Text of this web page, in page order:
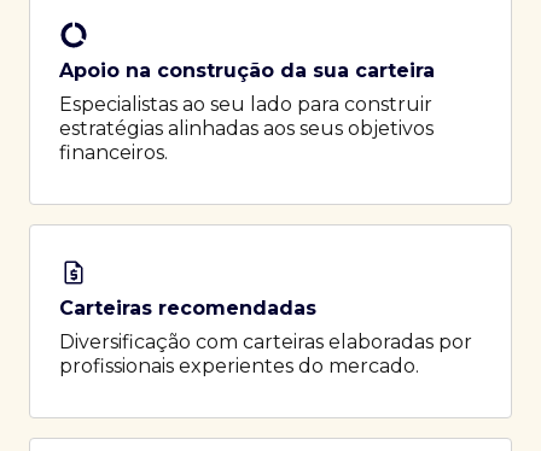
Apoio na construção da sua carteira
Especialistas ao seu lado para construir
estratégias alinhadas aos seus objetivos
financeiros.
Carteiras recomendadas
Diversificação com carteiras elaboradas por
profissionais experientes do mercado.